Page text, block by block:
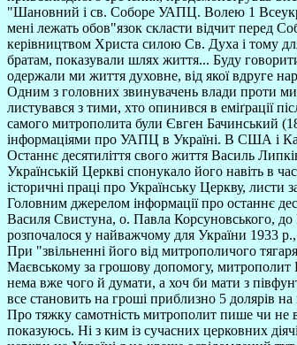
"Шановний і св. Соборе УАПЦ. Волею 1
мені лежать обов"язок скласти відчит перед
керівництвом Христа силою Св. Духа і тому
братам, показували шлях життя... Буду
одержали ми життя духовне, від якої вдруге
Одним з головних звинувачень влади проти
листувався з тими, хто опинився в еміґрації
самого митрополита були Євген Бачинський
інформаціями про УАПЦ в Україні. В США і
Останнє десятиліття свого життя Василь
Українській Церкві спонукало його навіть в
історичні праці про Українську Церкву, листи
Головним джерелом інформації про останнє
Василя Свистуна, о. Павла Корсуновського, до
розпочалося у найважчому для України 1933
При "звільненні його від митрополичого
Маєвському за грошову допомогу, митрополит
нема вже чого й думати, а хоч би мати з
все становить на гроші приблизно 5 долярів
Про тяжку самотність митрополит пише чи не
показуюсь. Ні з ким із сучасних церковних